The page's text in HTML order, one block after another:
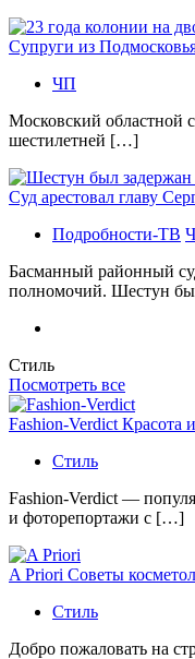
Супруги из
ЧП
Московский областной
шестилетней […]
Суд арестовал главу
Подробности-ТВ
Басманный районный
полномочий. Шестун
Стиль
Посмотреть все
Fashion-Verdict Красота
Стиль
Fashion-Verdict —
и фоторепортажи с […]
A Priori Советы
Стиль
Добро пожаловать на